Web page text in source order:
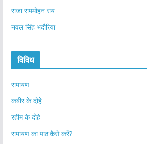
राजा राममोहन राय
नवल सिंह भदौरिया
विविध
रामायण
कबीर के दोहे
रहीम के दोहे
रामायण का पाठ कैसे करें?